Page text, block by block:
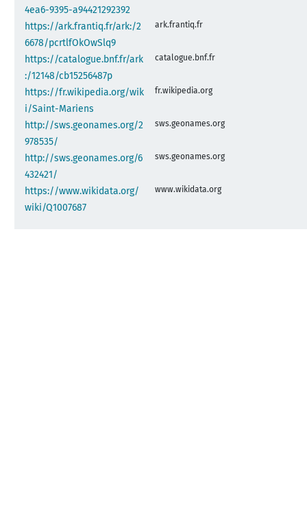
4ea6-9395-a94421292392
https://ark.frantiq.fr/ark:/2
6678/pcrtlfOkOwSlq9
ark.frantiq.fr
https://catalogue.bnf.fr/ark
:/12148/cb15256487p
catalogue.bnf.fr
https://fr.wikipedia.org/wik
i/Saint-Mariens
fr.wikipedia.org
http://sws.geonames.org/2
978535/
sws.geonames.org
http://sws.geonames.org/6
432421/
sws.geonames.org
https://www.wikidata.org/
wiki/Q1007687
www.wikidata.org